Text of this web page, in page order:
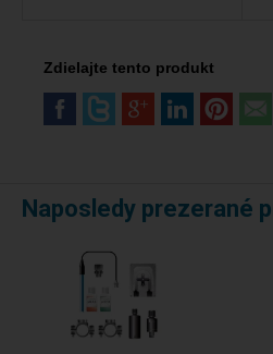
Zdielajte tento produkt
Naposledy prezerané